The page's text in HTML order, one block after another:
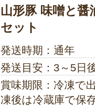
山形豚 味噌と醤
セット
発送時期：通年
発送目安：3～5日
賞味期限：冷凍で出
凍後は冷蔵庫で保